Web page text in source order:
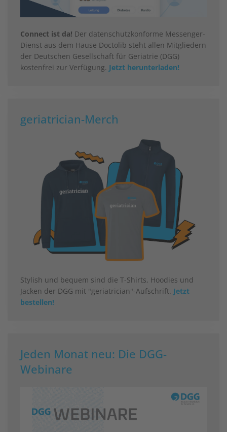
Connect ist da! Der datenschutzkonforme Messenger-
Dienst aus dem Hause Doctolib steht allen Mitgliedern
der Deutschen Gesellschaft für Geriatrie (DGG)
kostenfrei zur Verfügung. Jetzt herunterladen!
geriatrician-Merch
Stylish und bequem sind die T-Shirts, Hoodies und
Jacken der DGG mit "geriatrician"-Aufschrift. Jetzt
bestellen!
Jeden Monat neu: Die DGG-
Webinare